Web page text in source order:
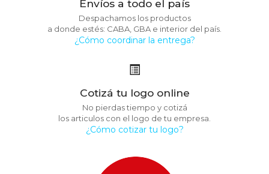
Envíos a todo el país
Despachamos los productos
a donde estés: CABA, GBA e interior del país.
¿Cómo coordinar la entrega?
Cotizá tu logo online
No pierdas tiempo y cotizá
los articulos con el logo de tu empresa.
¿Cómo cotizar tu logo?